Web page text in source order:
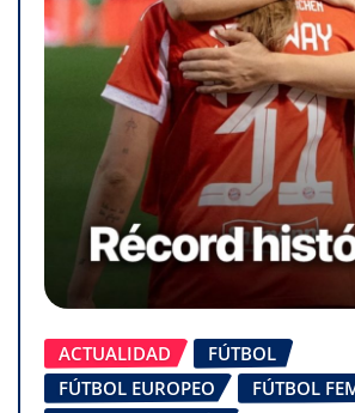
ACTUALIDAD
FÚTBOL
FÚTBOL EUROPEO
FÚTBOL